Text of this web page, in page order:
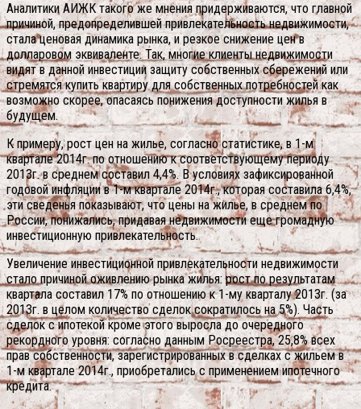
Аналитики АИЖК такого же мнения придерживаются, что главной
причиной, предопределившей привлекательность недвижимости,
стала ценовая динамика рынка, и резкое снижение цен в
долларовом эквиваленте. Так, многие клиенты недвижимости
видят в данной инвестиции защиту собственных сбережений или
стремятся купить квартиру для собственных потребностей как
возможно скорее, опасаясь понижения доступности жилья в
будущем.
К примеру, рост цен на жилье, согласно статистике, в 1-м
квартале 2014г. по отношению к соответствующему периоду
2013г. в среднем составил 4,4%. В условиях зафиксированной
годовой инфляции в 1-м квартале 2014г., которая составила 6,4%,
эти сведенья показывают, что цены на жилье, в среднем по
России, понижались, придавая недвижимости еще громадную
инвестиционную привлекательность.
Увеличение инвестиционной привлекательности недвижимости
стало причиной оживлению рынка жилья: рост по результатам
квартала составил 17% по отношению к 1-му кварталу 2013г. (за
2013г. в целом количество сделок сократилось на 5%). Часть
сделок с ипотекой кроме этого выросла до очередного
рекордного уровня: согласно данным Росреестра, 25,8% всех
прав собственности, зарегистрированных в сделках с жильем в
1-м квартале 2014г., приобретались с применением ипотечного
кредита.